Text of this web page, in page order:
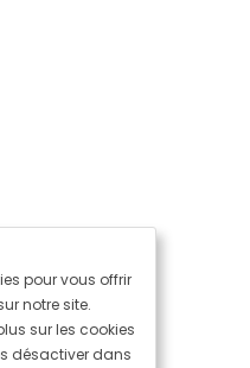
pour vous offrir
notre site.
sur les cookies
désactiver dans